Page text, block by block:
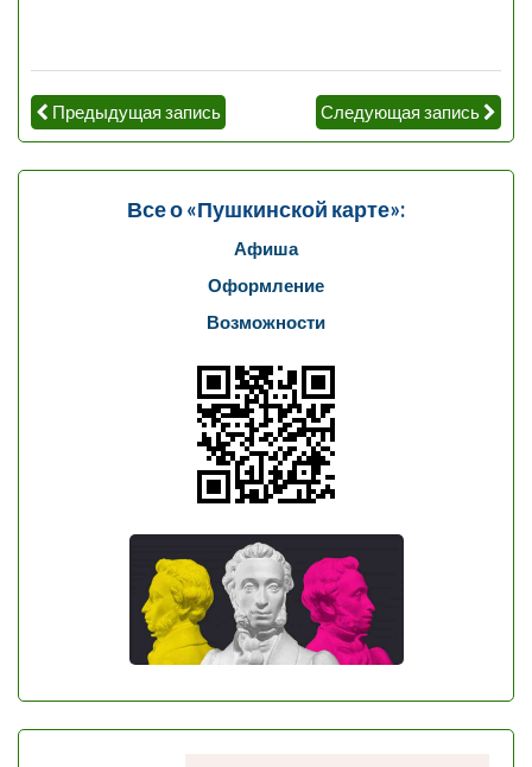
Предыдущая запись Следующая запись
Все о «Пушкинской карте»:
Афиша
Оформление
Возможности